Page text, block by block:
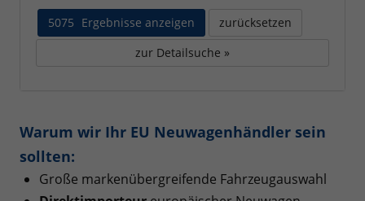
5075 Ergebnisse anzeigen
zurücksetzen
zur Detailsuche »
Warum wir Ihr EU Neuwagenhändler sein
sollten:
Große markenübergreifende Fahrzeugauswahl